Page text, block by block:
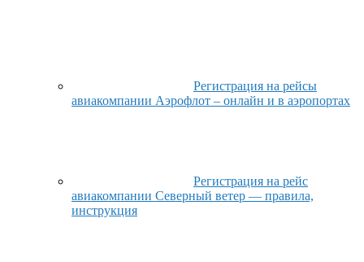
Регистрация на рейсы
авиакомпании Аэрофлот – онлайн и в аэропортах
Регистрация на рейс
авиакомпании Северный ветер — правила,
инструкция